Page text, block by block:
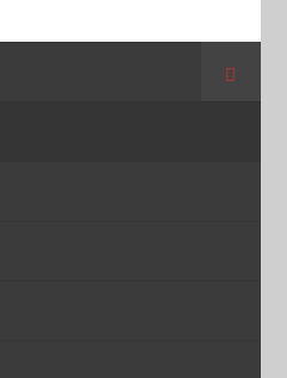
Suche